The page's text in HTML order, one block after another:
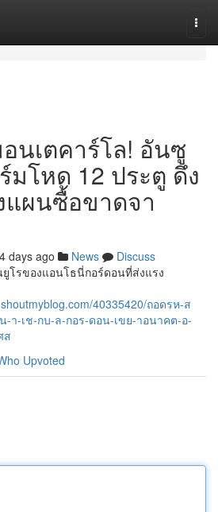
เตคาร์โล! อันซู
โหด 12 ประตู ดึง
แผนซื้อขาดจา
days ago News
Discuss
โรของแอนโธนี่กอร์ดอนที่ส่งแรง
40335420/ถอดรห-ส
-า-เช-กบ-ล-กอร-ดอน-เขย-าอนาคต-อ-
ส
Upvoted